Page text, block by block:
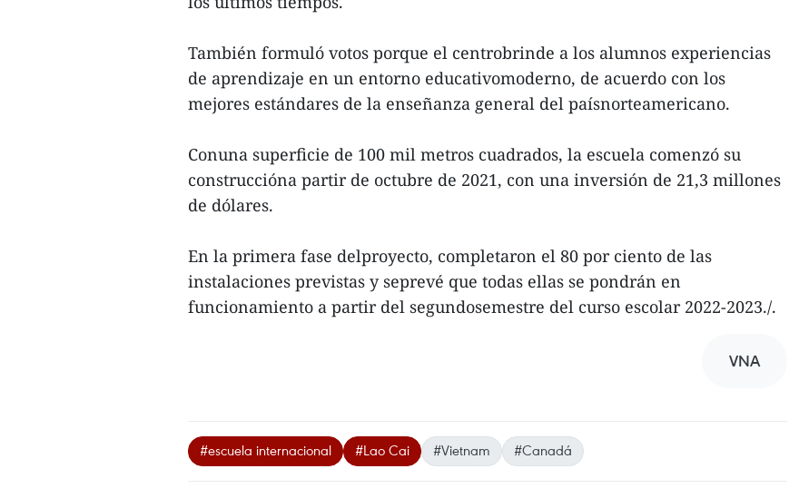
También formuló votos porque el centrobrinde a los alumnos experiencias
de aprendizaje en un entorno educativomoderno, de acuerdo con los
mejores estándares de la enseñanza general del paísnorteamericano.
Conuna superficie de 100 mil metros cuadrados, la escuela comenzó su
construccióna partir de octubre de 2021, con una inversión de 21,3 millones
de dólares.
En la primera fase delproyecto, completaron el 80 por ciento de las
instalaciones previstas y seprevé que todas ellas se pondrán en
funcionamiento a partir del segundosemestre del curso escolar 2022-2023./.
VNA
#escuela internacional #Lao Cai #Vietnam #Canadá